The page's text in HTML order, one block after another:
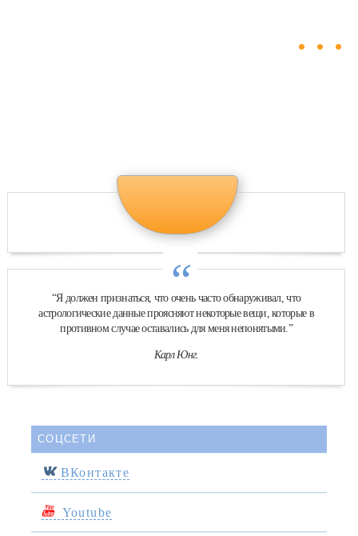
...
“
“Я должен признаться, что очень часто обнаруживал, что
астрологические данные проясняют некоторые вещи, которые в
противном случае оставались для меня непонятыми.”
Карл Юнг.
СОЦСЕТИ
ВКонтакте
Youtube